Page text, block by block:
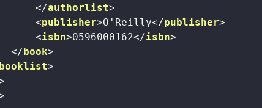
</authorlist>
<publisher>O'Reilly</publisher>
<isbn>0596000162</isbn>
</ book>
>